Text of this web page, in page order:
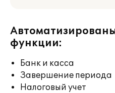
функции:
Банк и касса
Завершение периода
Налоговый учет